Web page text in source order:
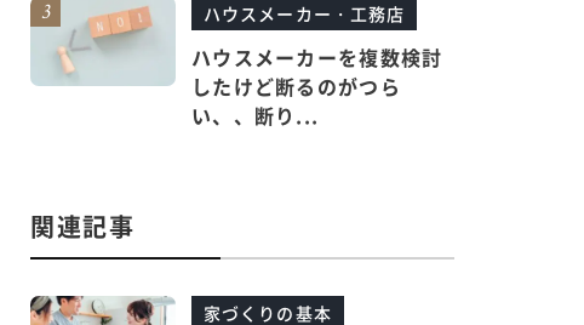
ハウスメーカー・工務店
ハウスメーカーを複数検討
したけど断るのがつら
い、、断り...
関連記事
家づくりの基本